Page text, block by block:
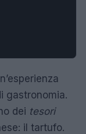
gastronomia.
dei tesori
il tartufo.